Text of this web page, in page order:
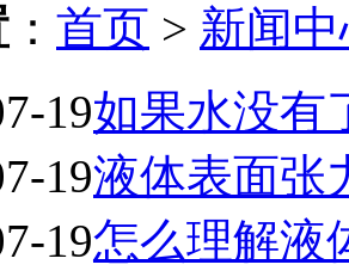
： 首页 > 新闻
19如果水没有
19液体表面张
19怎么理解液